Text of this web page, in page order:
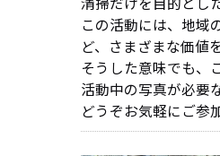
清掃だけを目的とし
この活動には、地域
ど、さまざまな価値
そうした意味でも、
活動中の写真が必要
どうぞお気軽にご参